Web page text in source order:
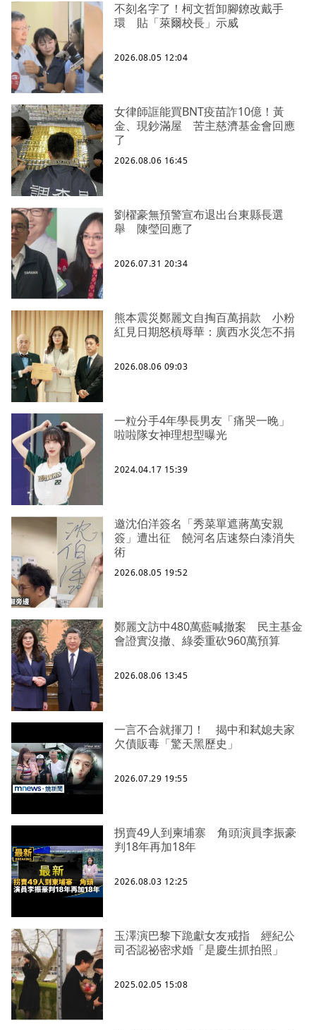
不刻名字了！柯文哲卸腳鐐改戴手
環 貼「萊爾校長」示威
2026.08.05 12:04
女律師誆能買BNT疫苗詐10億！黃
金、現鈔滿屋 苦主慈濟基金會回應
了
2026.08.06 16:45
劉櫂豪無預警宣布退出台東縣長選
舉 陳瑩回應了
2026.07.31 20:34
熊本震災鄭麗文自掏百萬捐款 小粉
紅見日期怒槓辱華：廣西水災怎不捐
2026.08.06 09:03
一粒分手4年學長男友「痛哭一晚」
啦啦隊女神理想型曝光
2024.04.17 15:39
邀沈伯洋簽名「秀菜單遮蔣萬安親
簽」遭出征 饒河名店速祭白漆消失
術
2026.08.05 19:52
鄭麗文訪中480萬藍喊撤案 民主基金
會證實沒撤、綠委重砍960萬預算
2026.08.06 13:45
一言不合就揮刀！ 揭中和弒媳夫家
欠債販毒「驚天黑歷史」
2026.07.29 19:55
拐賣49人到柬埔寨 角頭演員李振豪
判18年再加18年
2026.08.03 12:25
玉澤演巴黎下跪獻女友戒指 經紀公
司否認祕密求婚「是慶生抓拍照」
2025.02.05 15:08